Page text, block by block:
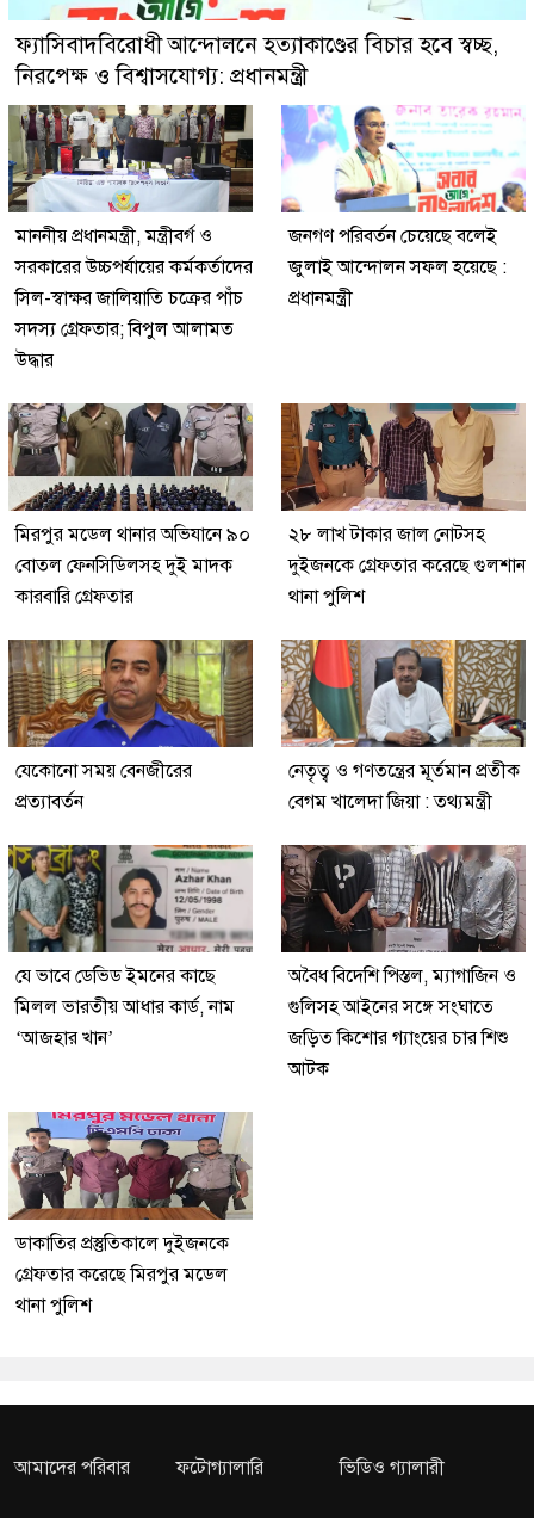
ফ্যাসিবাদবিরোধী আন্দোলনে হত্যাকাণ্ডের বিচার হবে স্বচ্ছ,
নিরপেক্ষ ও বিশ্বাসযোগ্য: প্রধানমন্ত্রী
মাননীয় প্রধানমন্ত্রী, মন্ত্রীবর্গ ও
সরকারের উচ্চপর্যায়ের কর্মকর্তাদের
সিল-স্বাক্ষর জালিয়াতি চক্রের পাঁচ
সদস্য গ্রেফতার; বিপুল আলামত
উদ্ধার
জনগণ পরিবর্তন চেয়েছে বলেই
জুলাই আন্দোলন সফল হয়েছে :
প্রধানমন্ত্রী
মিরপুর মডেল থানার অভিযানে ৯০
বোতল ফেনসিডিলসহ দুই মাদক
কারবারি গ্রেফতার
২৮ লাখ টাকার জাল নোটসহ
দুইজনকে গ্রেফতার করেছে গুলশান
থানা পুলিশ
যেকোনো সময় বেনজীরের
প্রত্যাবর্তন
নেতৃত্ব ও গণতন্ত্রের মূর্তমান প্রতীক
বেগম খালেদা জিয়া : তথ্যমন্ত্রী
যে ভাবে ডেভিড ইমনের কাছে
মিলল ভারতীয় আধার কার্ড, নাম
‘আজহার খান’
অবৈধ বিদেশি পিস্তল, ম্যাগাজিন ও
গুলিসহ আইনের সঙ্গে সংঘাতে
জড়িত কিশোর গ্যাংয়ের চার শিশু
আটক
ডাকাতির প্রস্তুতিকালে দুইজনকে
গ্রেফতার করেছে মিরপুর মডেল
থানা পুলিশ
আমাদের পরিবার ফটোগ্যালারি ভিডিও গ্যালারী